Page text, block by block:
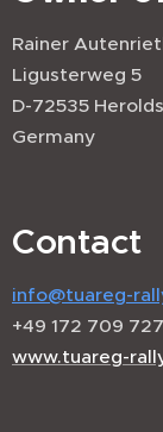
Rainer
Ligusterweg 5
D-72535
Germany
Contact
info@tuareg-
+49 172 709
www.tuareg-